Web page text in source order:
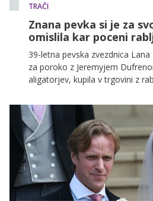
TRAČI
Znana pevka si je za
omislila kar poceni
39-letna pevska zvezdnica
za poroko z Jeremyjem
aligatorjev, kupila v trgovini z